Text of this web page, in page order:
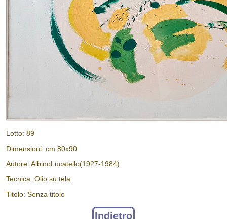
Lotto: 89
Dimensioni: cm 80x90
Autore: AlbinoLucatello(1927-1984)
Tecnica: Olio su tela
Titolo: Senza titolo
Indietro